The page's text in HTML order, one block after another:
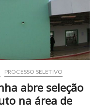
PROCESSO SELETIVO
abre seleção
na área de